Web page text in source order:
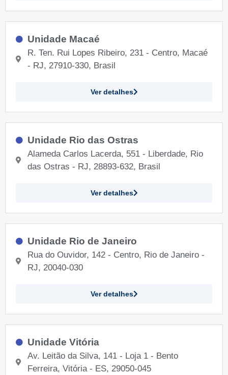
Unidade Macaé
R. Ten. Rui Lopes Ribeiro, 231 - Centro, Macaé
- RJ, 27910-330, Brasil
Ver detalhes
Unidade Rio das Ostras
Alameda Carlos Lacerda, 551 - Liberdade, Rio
das Ostras - RJ, 28893-632, Brasil
Ver detalhes
Unidade Rio de Janeiro
Rua do Ouvidor, 142 - Centro, Rio de Janeiro -
RJ, 20040-030
Ver detalhes
Unidade Vitória
Av. Leitão da Silva, 141 - Loja 1 - Bento
Ferreira, Vitória - ES, 29050-045